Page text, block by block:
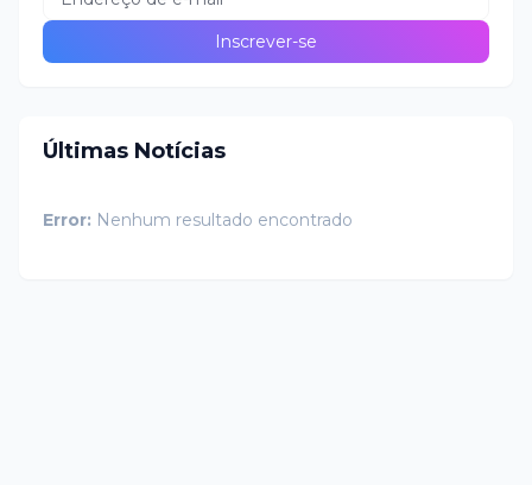
Últimas Notícias
Error: Nenhum resultado encontrado